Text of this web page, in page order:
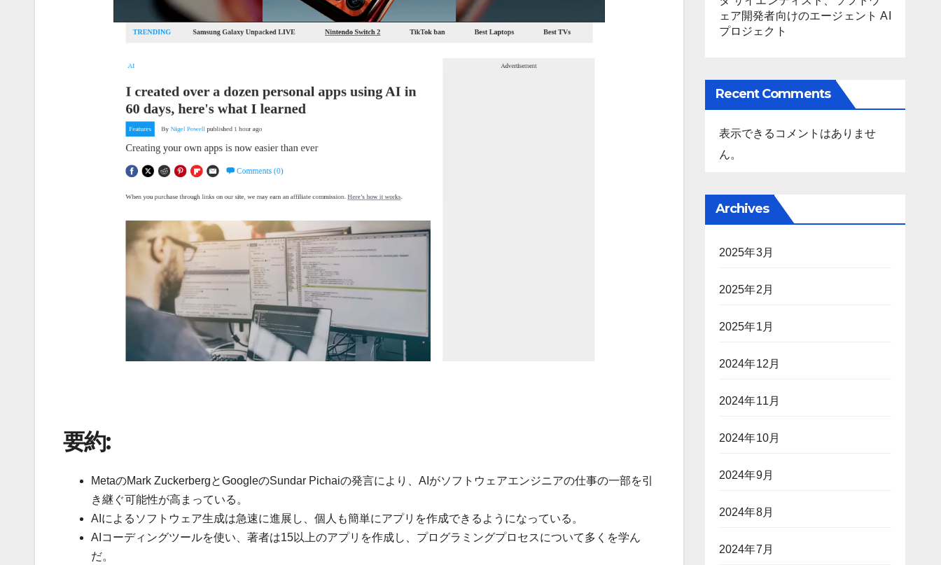
要約:
MetaのMark ZuckerbergとGoogleのSundar Pichaiの発言により、AIがソフトウェアエンジニアの仕事の一部を引
き継ぐ可能性が高まっている。
AIによるソフトウェア生成は急速に進展し、個人も簡単にアプリを作成できるようになっている。
AIコーディングツールを使い、著者は15以上のアプリを作成し、プログラミングプロセスについて多くを学ん
だ。
ェア開発者向けのエージェント AI
プロジェクト
Recent Comments
表示できるコメントはありませ
ん。
Archives
2025年3月
2025年2月
2025年1月
2024年12月
2024年11月
2024年10月
2024年9月
2024年8月
2024年7月